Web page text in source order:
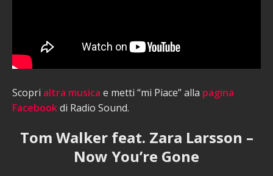
Scopri altra musica e metti “mi Piace” alla pagina
Facebookdi Radio Sound.
Tom Walker feat. Zara Larsson –
Now You’re Gone